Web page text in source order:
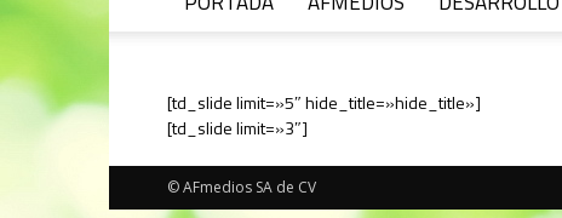
[td_slide limit=»5″ hide_title=»hide_title»]
[td_slide limit=»3″]
© AFmedios SA de CV